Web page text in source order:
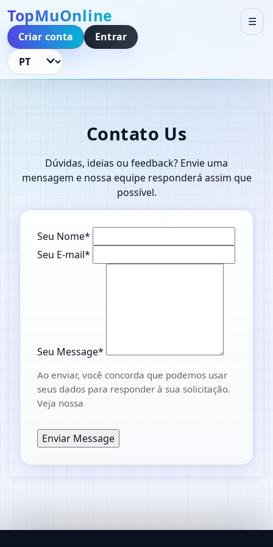
TopMuOnline
☰
Criar conta
Entrar
Idioma
Contato Us
Dúvidas, ideias ou feedback? Envie uma
mensagem e nossa equipe responderá assim que
possível.
Seu Nome*
Seu E-mail*
Seu Message*
Ao enviar, você concorda que podemos usar
seus dados para responder à sua solicitação.
Veja nossa
Enviar Message